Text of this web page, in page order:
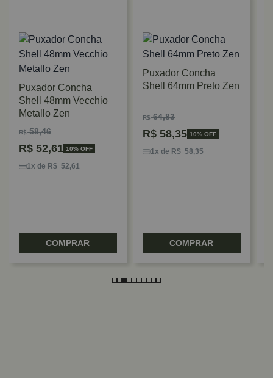
Puxador Concha
Shell 48mm Vecchio
Metallo Zen
R$58,46
R$ 52,61 10% OFF
1x de R$ 52,61
COMPRAR
Puxador Concha
Shell 64mm Preto Zen
R$64,83
R$ 58,35 10% OFF
1x de R$ 58,35
COMPRAR